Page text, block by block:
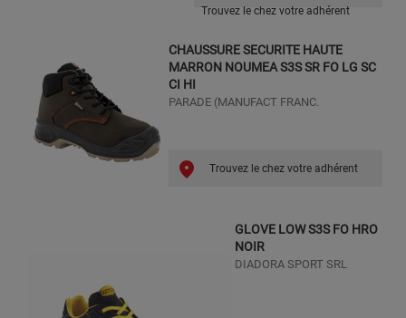
Trouvez le chez votre adhérent
CHAUSSURE SECURITE HAUTE
MARRON NOUMEA S3S SR FO LG SC
CI HI
PARADE (MANUFACT FRANC.
Trouvez le chez votre adhérent
GLOVE LOW S3S FO HRO
NOIR
DIADORA SPORT SRL